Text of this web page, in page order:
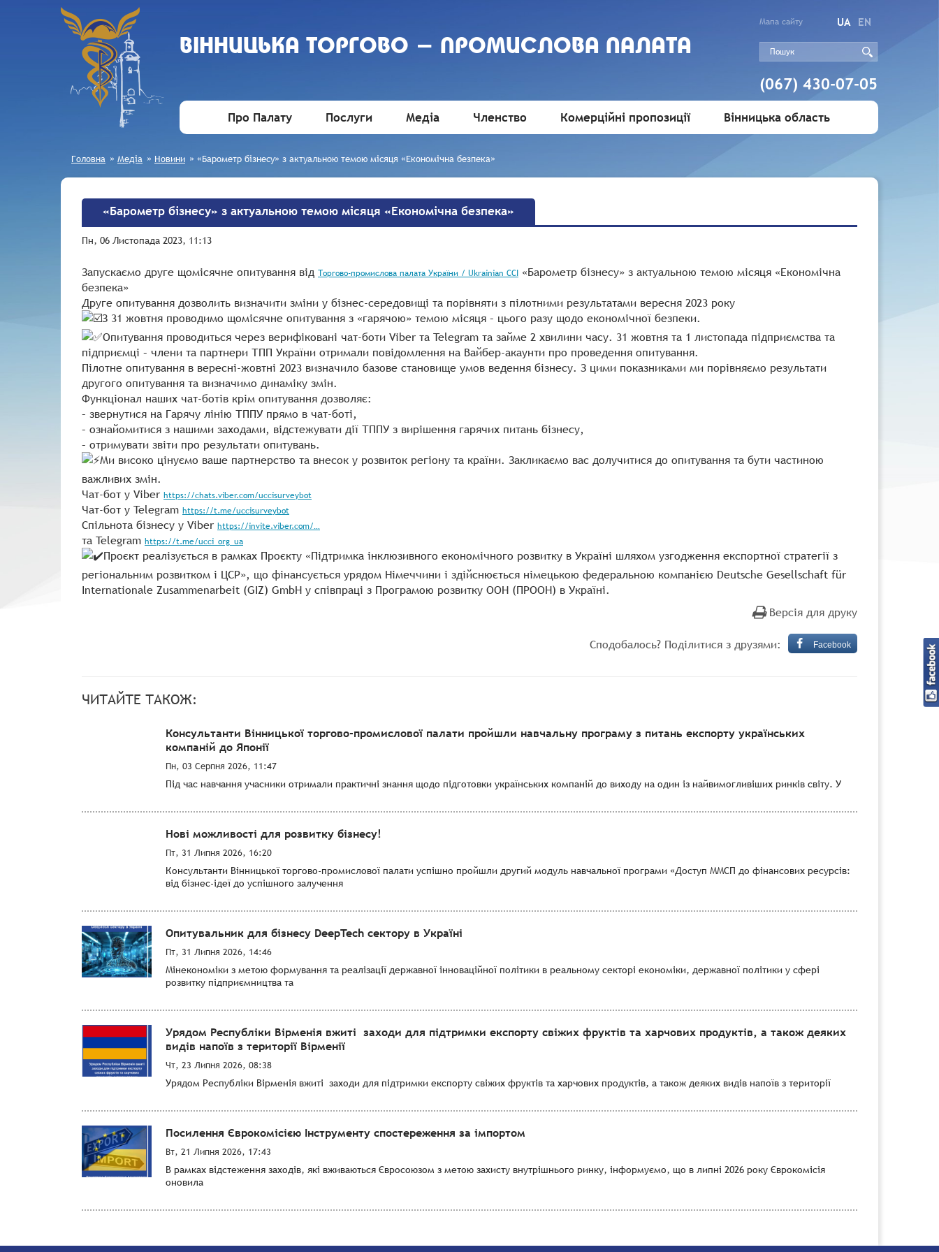
ВIННИЦЬКА ТОРГОВО - ПРОМИСЛОВА ПАЛАТА
Мапа сайту UA EN
(067) 430-07-05
Про Палату Послуги Медіа Членство Комерційні пропозиції Вінницька область
Головна » Медіа » Новини » «Барометр бізнесу» з актуальною темою місяця «Економічна безпека»
«Барометр бізнесу» з актуальною темою місяця «Економічна безпека»
Пн, 06 Листопада 2023, 11:13
Запускаємо друге щомісячне опитування від Торгово-промислова палата України / Ukrainian CCI «Барометр бізнесу» з актуальною темою місяця «Економічна
безпека»
Друге опитування дозволить визначити зміни у бізнес-середовищі та порівняти з пілотними результатами вересня 2023 року
З 31 жовтня проводимо щомісячне опитування з «гарячою» темою місяця – цього разу щодо економічної безпеки.
Опитування проводиться через верифіковані чат-боти Viber та Telegram та займе 2 хвилини часу. 31 жовтня та 1 листопада підприємства та
підприємці – члени та партнери ТПП України отримали повідомлення на Вайбер-акаунти про проведення опитування.
Пілотне опитування в вересні-жовтні 2023 визначило базове становище умов ведення бізнесу. З цими показниками ми порівняємо результати
другого опитування та визначимо динаміку змін.
Функціонал наших чат-ботів крім опитування дозволяє:
– звернутися на Гарячу лінію ТППУ прямо в чат-боті,
– ознайомитися з нашими заходами, відстежувати дії ТППУ з вирішення гарячих питань бізнесу,
– отримувати звіти про результати опитувань.
Ми високо цінуємо ваше партнерство та внесок у розвиток регіону та країни. Закликаємо вас долучитися до опитування та бути частиною
важливих змін.
Чат-бот у Viber https://chats.viber.com/uccisurveybot
Чат-бот у Telegram https://t.me/uccisurveybot
Спільнота бізнесу у Viber https://invite.viber.com/…
та Telegram https://t.me/ucci_org_ua
Проєкт реалізується в рамках Проєкту «Підтримка інклюзивного економічного розвитку в Україні шляхом узгодження експортної стратегії з
регіональним розвитком і ЦСР», що фінансується урядом Німеччини і здійснюється німецькою федеральною компанією Deutsche Gesellschaft für
Internationale Zusammenarbeit (GIZ) GmbH у співпраці з Програмою розвитку ООН (ПРООН) в Україні.
Версія для друку
Сподобалось? Поділитися з друзями: Facebook
ЧИТАЙТЕ ТАКОЖ:
Консультанти Вінницької торгово-промислової палати пройшли навчальну програму з питань експорту українських
компаній до Японії
Пн, 03 Серпня 2026, 11:47
Під час навчання учасники отримали практичні знання щодо підготовки українських компаній до виходу на один із найвимогливіших ринків світу. У
Нові можливості для розвитку бізнесу!
Пт, 31 Липня 2026, 16:20
Консультанти Вінницької торгово-промислової палати успішно пройшли другий модуль навчальної програми «Доступ ММСП до фінансових ресурсів:
від бізнес-ідеї до успішного залучення
Опитувальник для бізнесу DeepTech сектору в Україні
Пт, 31 Липня 2026, 14:46
Мінекономіки з метою формування та реалізації державної інноваційної політики в реальному секторі економіки, державної політики у сфері
розвитку підприємництва та
Урядом Республіки Вірменія вжиті заходи для підтримки експорту свіжих фруктів та харчових продуктів, а також деяких
видів напоїв з території Вірменії
Чт, 23 Липня 2026, 08:38
Урядом Республіки Вірменія вжиті заходи для підтримки експорту свіжих фруктів та харчових продуктів, а також деяких видів напоїв з території
Посилення Єврокомісією Інструменту спостереження за імпортом
Вт, 21 Липня 2026, 17:43
В рамках відстеження заходів, які вживаються Євросоюзом з метою захисту внутрішнього ринку, інформуємо, що в липні 2026 року Єврокомісія
оновила